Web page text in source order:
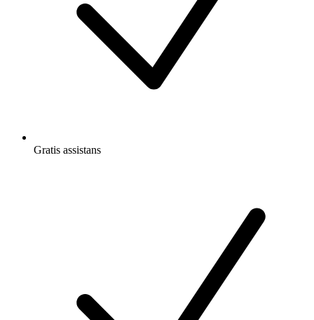
Gratis assistans